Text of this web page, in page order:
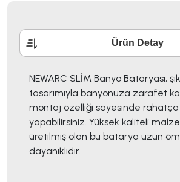
Ürün Detay
NEWARC SLİM Banyo Bataryası,
tasarımıyla banyonuza zarafet
montaj özelliği sayesinde
yapabilirsiniz. Yüksek kaliteli
üretilmiş olan bu batarya uzun
dayanıklıdır.